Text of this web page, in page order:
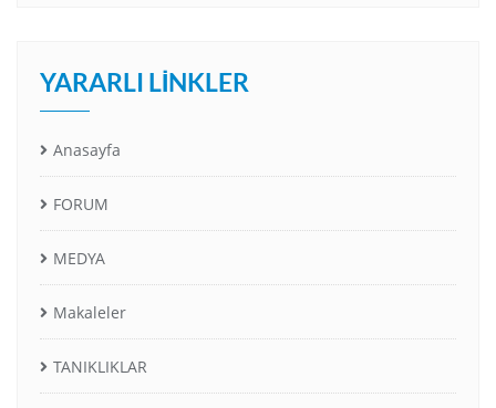
YARARLI LINKLER
Anasayfa
FORUM
MEDYA
Makaleler
TANIKLIKLAR